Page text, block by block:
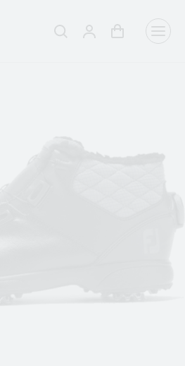
Zoeken AanmeldenWinkelwagen